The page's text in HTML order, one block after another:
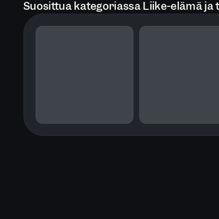
Suosittua kategoriassa Liike-elämä ja